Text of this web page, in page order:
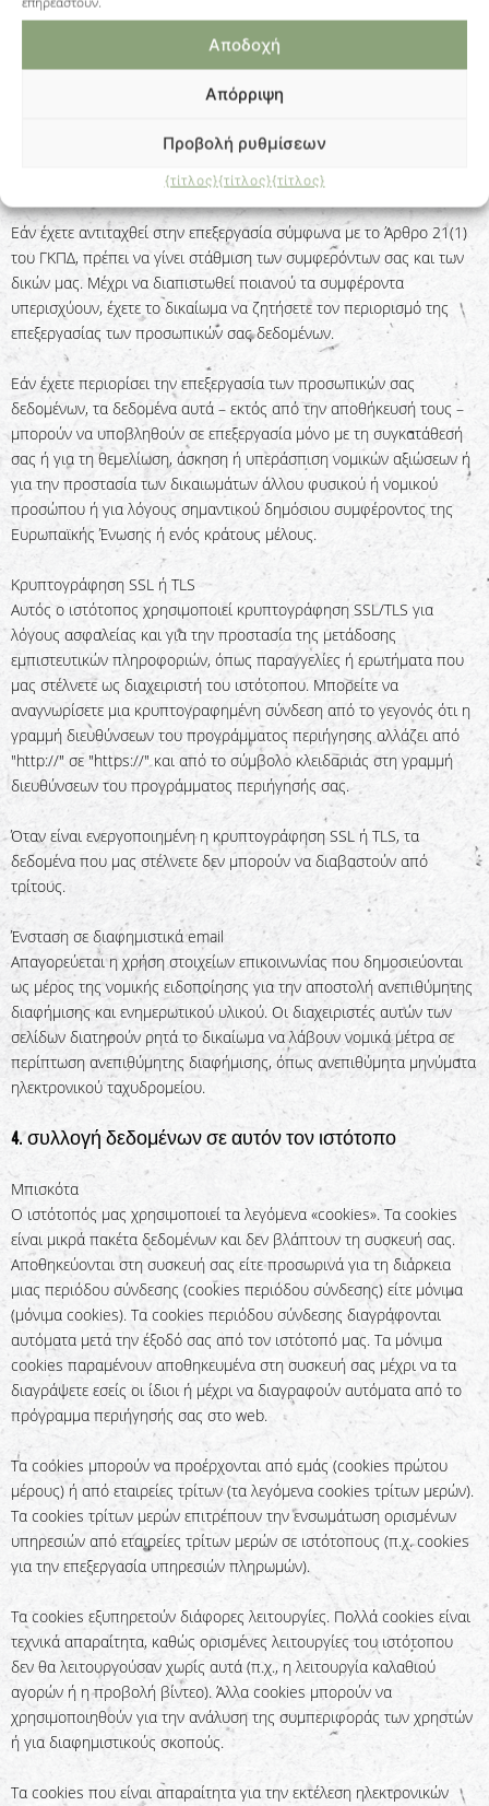
Αποδοχή
Απόρριψη
Προβολή ρυθμίσεων
{τίτλος}{τίτλος}{τίτλος}
παράνομη, μπορείτε να ζητήσετε τον περιορισμό της επεξεργασίας
Εάν δεν χρειαζόμαστε πλέον τα προσωπικά σας δεδομένα, αλλά τα
χρειάζεστε για τη θεμελίωση, άσκηση ή υπεράσπιση νομικών
αξιώσεων, έχετε το δικαίωμα να ζητήσετε περιορισμό της
επεξεργασίας των προσωπικών σας δεδομένων αντί της διαγραφής
Εάν έχετε αντιταχθεί στην επεξεργασία σύμφωνα με το Άρθρο 21(1)
του ΓΚΠΔ, πρέπει να γίνει στάθμιση των συμφερόντων σας και των
δικών μας. Μέχρι να διαπιστωθεί ποιανού τα συμφέροντα
υπερισχύουν, έχετε το δικαίωμα να ζητήσετε τον περιορισμό της
επεξεργασίας των προσωπικών σας δεδομένων.
Εάν έχετε περιορίσει την επεξεργασία των προσωπικών σας
δεδομένων, τα δεδομένα αυτά – εκτός από την αποθήκευσή τους –
μπορούν να υποβληθούν σε επεξεργασία μόνο με τη συγκατάθεσή
σας ή για τη θεμελίωση, άσκηση ή υπεράσπιση νομικών αξιώσεων ή
για την προστασία των δικαιωμάτων άλλου φυσικού ή νομικού
προσώπου ή για λόγους σημαντικού δημόσιου συμφέροντος της
Ευρωπαϊκής Ένωσης ή ενός κράτους μέλους.
Κρυπτογράφηση SSL ή TLS
Αυτός ο ιστότοπος χρησιμοποιεί κρυπτογράφηση SSL/TLS για
λόγους ασφαλείας και για την προστασία της μετάδοσης
εμπιστευτικών πληροφοριών, όπως παραγγελίες ή ερωτήματα που
μας στέλνετε ως διαχειριστή του ιστότοπου. Μπορείτε να
αναγνωρίσετε μια κρυπτογραφημένη σύνδεση από το γεγονός ότι η
γραμμή διευθύνσεων του προγράμματος περιήγησης αλλάζει από
"http://" σε "https://" και από το σύμβολο κλειδαριάς στη γραμμή
διευθύνσεων του προγράμματος περιήγησής σας.
Όταν είναι ενεργοποιημένη η κρυπτογράφηση SSL ή TLS, τα
δεδομένα που μας στέλνετε δεν μπορούν να διαβαστούν από
τρίτους.
Ένσταση σε διαφημιστικά email
Απαγορεύεται η χρήση στοιχείων επικοινωνίας που δημοσιεύονται
ως μέρος της νομικής ειδοποίησης για την αποστολή ανεπιθύμητης
διαφήμισης και ενημερωτικού υλικού. Οι διαχειριστές αυτών των
σελίδων διατηρούν ρητά το δικαίωμα να λάβουν νομικά μέτρα σε
περίπτωση ανεπιθύμητης διαφήμισης, όπως ανεπιθύμητα μηνύματα
ηλεκτρονικού ταχυδρομείου.
4. συλλογή δεδομένων σε αυτόν τον ιστότοπο
Μπισκότα
Ο ιστότοπός μας χρησιμοποιεί τα λεγόμενα «cookies». Τα cookies
είναι μικρά πακέτα δεδομένων και δεν βλάπτουν τη συσκευή σας.
Αποθηκεύονται στη συσκευή σας είτε προσωρινά για τη διάρκεια
μιας περιόδου σύνδεσης (cookies περιόδου σύνδεσης) είτε μόνιμα
(μόνιμα cookies). Τα cookies περιόδου σύνδεσης διαγράφονται
αυτόματα μετά την έξοδό σας από τον ιστότοπό μας. Τα μόνιμα
cookies παραμένουν αποθηκευμένα στη συσκευή σας μέχρι να τα
διαγράψετε εσείς οι ίδιοι ή μέχρι να διαγραφούν αυτόματα από το
πρόγραμμα περιήγησής σας στο web.
Τα cookies μπορούν να προέρχονται από εμάς (cookies πρώτου
μέρους) ή από εταιρείες τρίτων (τα λεγόμενα cookies τρίτων μερών).
Τα cookies τρίτων μερών επιτρέπουν την ενσωμάτωση ορισμένων
υπηρεσιών από εταιρείες τρίτων μερών σε ιστότοπους (π.χ. cookies
για την επεξεργασία υπηρεσιών πληρωμών).
Τα cookies εξυπηρετούν διάφορες λειτουργίες. Πολλά cookies είναι
τεχνικά απαραίτητα, καθώς ορισμένες λειτουργίες του ιστότοπου
δεν θα λειτουργούσαν χωρίς αυτά (π.χ., η λειτουργία καλαθιού
αγορών ή η προβολή βίντεο). Άλλα cookies μπορούν να
χρησιμοποιηθούν για την ανάλυση της συμπεριφοράς των χρηστών
ή για διαφημιστικούς σκοπούς.
Τα cookies που είναι απαραίτητα για την εκτέλεση ηλεκτρονικών